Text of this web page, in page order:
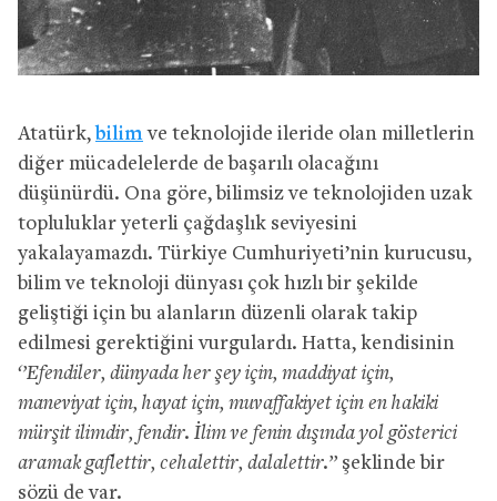
Atatürk, bilimve teknolojide ileride olan milletlerin
diğer mücadelelerde de başarılı olacağını
düşünürdü. Ona göre, bilimsiz ve teknolojiden uzak
topluluklar yeterli çağdaşlık seviyesini
yakalayamazdı. Türkiye Cumhuriyeti’nin kurucusu,
bilim ve teknoloji dünyası çok hızlı bir şekilde
geliştiği için bu alanların düzenli olarak takip
edilmesi gerektiğini vurgulardı. Hatta, kendisinin
‘’Efendiler, dünyada her şey için, maddiyat için,
maneviyat için, hayat için, muvaffakiyet için en hakiki
mürşit ilimdir, fendir. İlim ve fenin dışında yol gösterici
aramak gaflettir, cehalettir, dalalettir.’’ şeklinde bir
sözü de var.